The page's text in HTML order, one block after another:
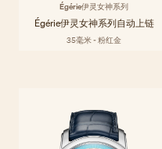
Égérie伊灵女神系列
Égérie伊灵女神系列自动上链
35毫米 - 粉红金
Métiers
Métiers d'Art艺术大师系列通过
诗丹顿的工艺大师们巧用传承数
探索系列